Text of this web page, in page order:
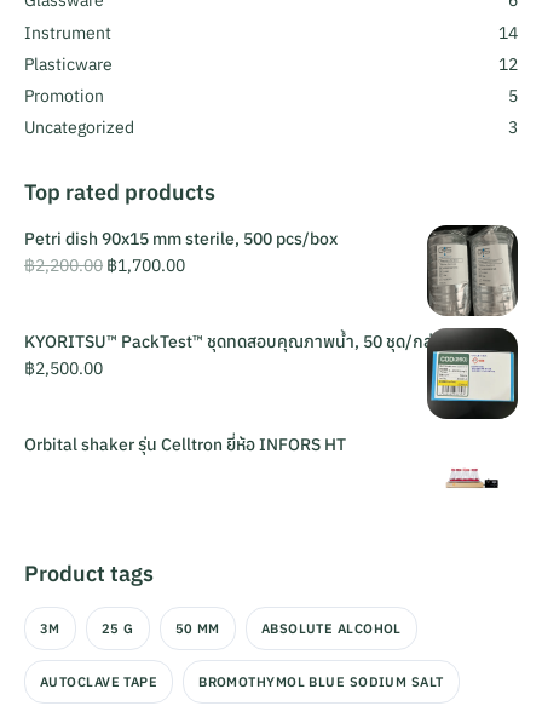
Instrument
14
Plasticware
12
Promotion
5
Uncategorized
3
Top rated products
Petri dish 90x15 mm sterile, 500 pcs/box
฿2,200.00 ฿1,700.00
KYORITSU™ PackTest™ ชุดทดสอบคุณภาพน้ำ, 50 ชุด/กล่อง
฿2,500.00
Orbital shaker รุ่น Celltron ยี่ห้อ INFORS HT
Product tags
3M 25 G 50 MM ABSOLUTE ALCOHOL
AUTOCLAVE TAPE BROMOTHYMOL BLUE SODIUM SALT